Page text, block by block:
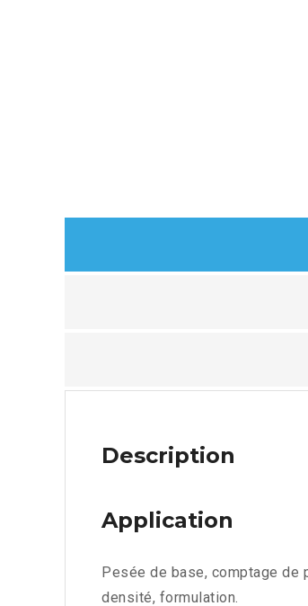
Description
Application
Pesée de base, comptage de
densité, formulation.